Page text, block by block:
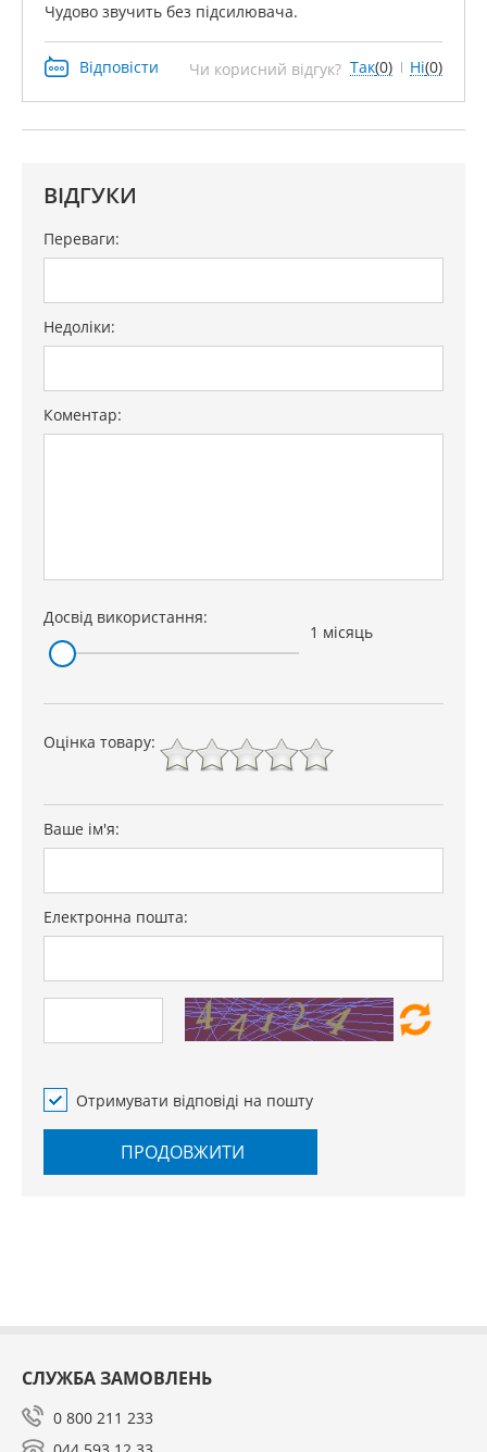
Чудово звучить без підсилювача.
Відповісти Чи корисний відгук? Так(0) Ні(0)
ВІДГУКИ
Переваги:
Недоліки:
Коментар:
Досвід використання:
1 місяць
Оцінка товару:
Ваше ім'я:
Електронна пошта:
Отримувати відповіді на пошту
ПРОДОВЖИТИ
СЛУЖБА ЗАМОВЛЕНЬ
0 800 211 233